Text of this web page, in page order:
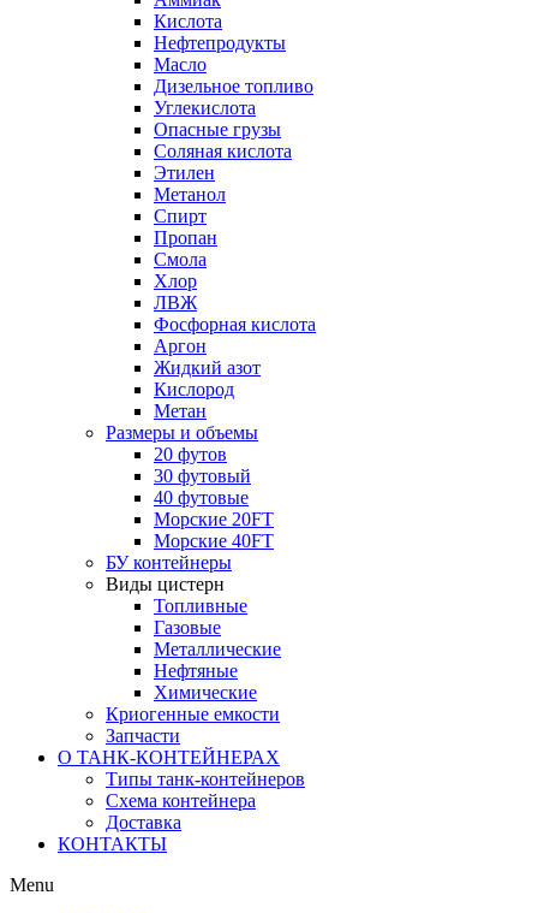
Кислота
Нефтепродукты
Масло
Дизельное топливо
Углекислота
Опасные грузы
Соляная кислота
Этилен
Метанол
Спирт
Пропан
Смола
Хлор
ЛВЖ
Фосфорная кислота
Аргон
Жидкий азот
Кислород
Метан
Размеры и объемы
20 футов
30 футовый
40 футовые
Морские 20FT
Морские 40FT
БУ контейнеры
Виды цистерн
Топливные
Газовые
Металлические
Нефтяные
Химические
Криогенные емкости
Запчасти
О ТАНК-КОНТЕЙНЕРАХ
Типы танк-контейнеров
Схема контейнера
Доставка
КОНТАКТЫ
Menu